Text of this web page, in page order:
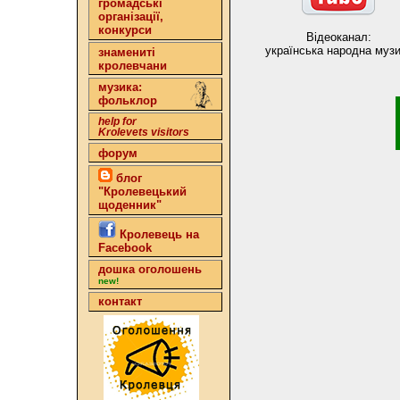
громадські
організації,
конкурси
знамениті
кролевчани
музика:
фольклор
help for
Krolevets visitors
форум
блог
"Кролевецький
щоденник"
Кролевець на
Facebook
дошка оголошень
new!
контакт
Відеоканал:
українська народна